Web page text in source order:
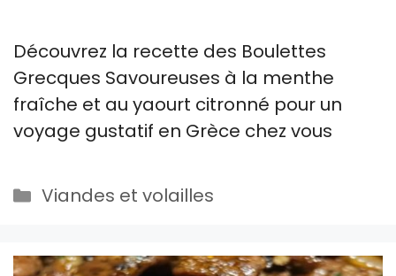
Découvrez la recette des Boulettes
Grecques Savoureuses à la menthe
fraîche et au yaourt citronné pour un
voyage gustatif en Grèce chez vous
Catégories
Viandes et volailles